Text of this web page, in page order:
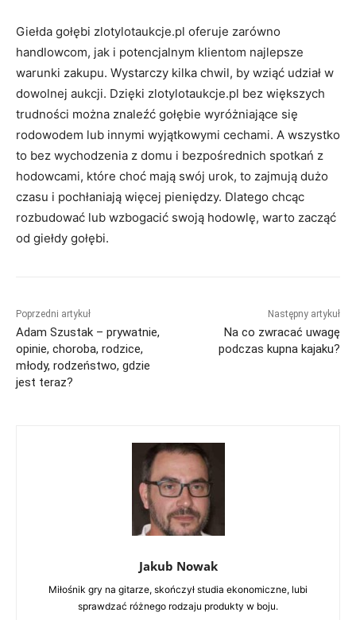
Giełda gołębi zlotylotaukcje.pl oferuje zarówno
handlowcom, jak i potencjalnym klientom najlepsze
warunki zakupu. Wystarczy kilka chwil, by wziąć udział w
dowolnej aukcji. Dzięki zlotylotaukcje.pl bez większych
trudności można znaleźć gołębie wyróżniające się
rodowodem lub innymi wyjątkowymi cechami. A wszystko
to bez wychodzenia z domu i bezpośrednich spotkań z
hodowcami, które choć mają swój urok, to zajmują dużo
czasu i pochłaniają więcej pieniędzy. Dlatego chcąc
rozbudować lub wzbogacić swoją hodowlę, warto zacząć
od giełdy gołębi.
Poprzedni artykuł
Adam Szustak – prywatnie,
opinie, choroba, rodzice,
młody, rodzeństwo, gdzie
jest teraz?
Następny artykuł
Na co zwracać uwagę
podczas kupna kajaku?
Jakub Nowak
Miłośnik gry na gitarze, skończył studia ekonomiczne, lubi
sprawdzać różnego rodzaju produkty w boju.